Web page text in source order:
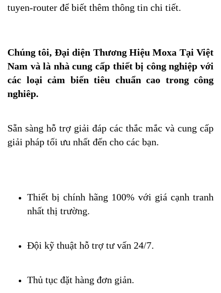
tuyen-router để biết thêm thông tin chi tiết.
Chúng tôi, Đại diện Thương Hiệu Moxa Tại Việt
Nam và là nhà cung cấp thiết bị công nghiệp với
các loại cảm biến tiêu chuẩn cao trong công
nghiêp.
Sẵn sàng hỗ trợ giải đáp các thắc mắc và cung cấp
giải pháp tối ưu nhất đến cho các bạn.
Thiết bị chính hãng 100% với giá cạnh tranh
nhất thị trường.​
Đội kỹ thuật hỗ trợ tư vấn 24/7.
Thủ tục đặt hàng đơn giản.